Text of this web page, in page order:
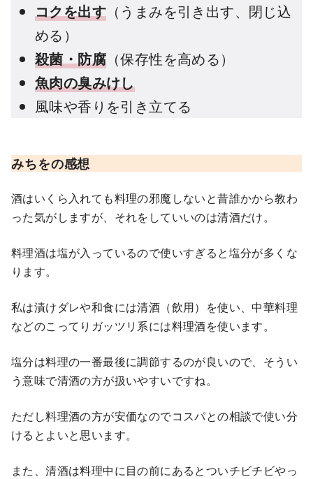
コクを出す （うまみを引き出す、閉じ込
める）
殺菌・防腐 （保存性を高める）
魚肉の臭みけし
風味や香りを引き立てる
みちをの感想
酒はいくら入れても料理の邪魔しないと昔誰かから教わ
った気がしますが、それをしていいのは清酒だけ。
料理酒は塩が入っているので使いすぎると塩分が多くな
ります。
私は漬けダレや和食には清酒（飲用）を使い、中華料理
などのこってりガッツリ系には料理酒を使います。
塩分は料理の一番最後に調節するのが良いので、そうい
う意味で清酒の方が扱いやすいですね。
ただし料理酒の方が安価なのでコスパとの相談で使い分
けるとよいと思います。
また、清酒は料理中に目の前にあるとついチビチビやっ